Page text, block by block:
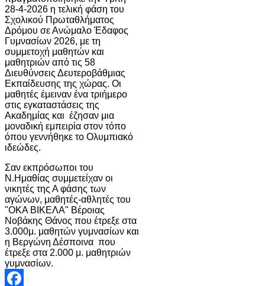
28-4-2026 η τελική φάση του
Σχολικού Πρωταθλήματος
Δρόμου σε Ανώμαλο Έδαφος
Γυμνασίων 2026, με τη
συμμετοχή μαθητών και
μαθητριών από τις 58
Διευθύνσεις Δευτεροβάθμιας
Εκπαίδευσης της χώρας. Οι
μαθητές έμειναν ένα τριήμερο
στις εγκαταστάσεις της
Ακαδημίας και έζησαν μια
μοναδική εμπειρία στον τόπο
όπου γεννήθηκε το Ολυμπιακό
ιδεώδες.
Σαν εκπρόσωποι του
Ν.Ημαθίας συμμετείχαν οι
νικητές της Α φάσης των
αγώνων, μαθητές-αθλητές του
"ΟΚΑ ΒΙΚΕΛΑ" Βέροιας
Νοβάκης Θάνος που έτρεξε στα
3.000μ. μαθητών γυμνασίων και
η Βεργώνη Δέσποινα που
έτρεξε στα 2.000 μ. μαθητριών
γυμνασίων.